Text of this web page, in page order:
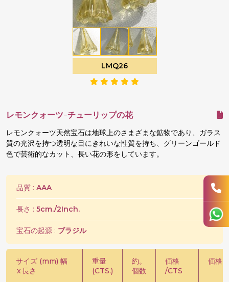
LMQ26
レモンクォーツ-チューリップの花
レモンクォーツ天然宝石は地球上のさまざまな鉱物であり、ガラス
質の光沢を持つ透明な目にきれいな性質を持ち、グリーンゴールド
色で芸術的なカット、長い花の形をしています。
品質 : AAA
長さ : 5cm./2Inch.
宝石の起源 : ブラジル
サイズ (mm) 幅
x長さ
重量
(CTS.)
約。
個数
価格
/CTS
価格 /